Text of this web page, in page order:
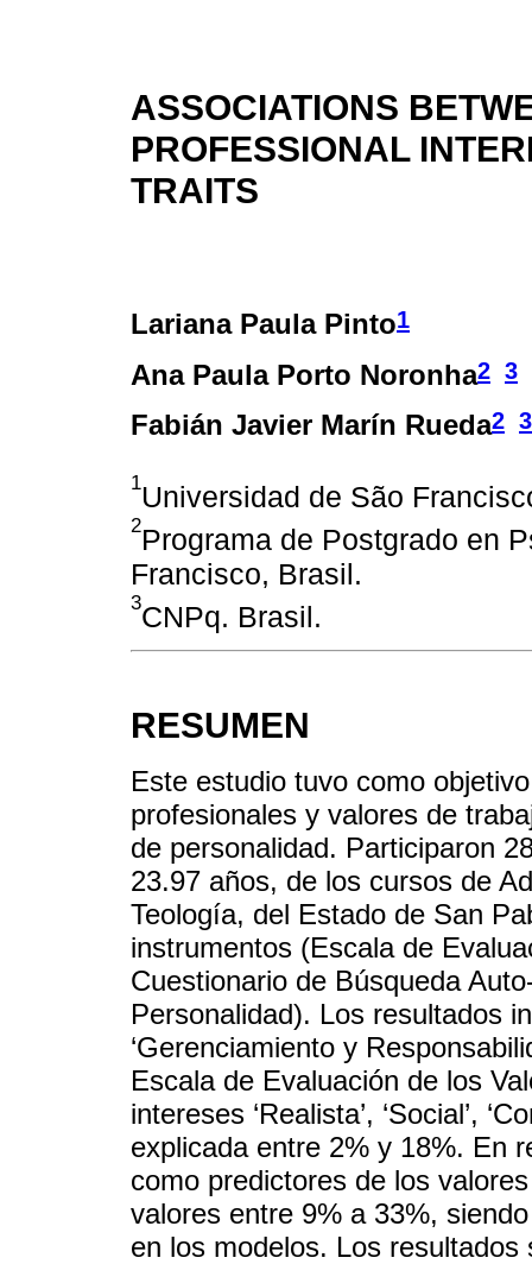
ASSOCIATIONS
PROFESSIONAL
TRAITS
Lariana Paula Pinto1
Ana Paula Porto Noronha2 3
Fabián Javier Marín Rueda2 3
1Universidad de São
2Programa de Postgrado en
Francisco, Brasil.
3CNPq. Brasil.
RESUMEN
Este estudio tuvo como
profesionales y valores de
de personalidad. Participaron
23.97 años, de los cursos de
Teología, del Estado de San
instrumentos (Escala de
Cuestionario de Búsqueda
Personalidad). Los resultados
‘Gerenciamiento y
Escala de Evaluación de los
intereses ‘Realista’, ‘Social’,
explicada entre 2% y 18%. En
como predictores de los
valores entre 9% a 33%,
en los modelos. Los